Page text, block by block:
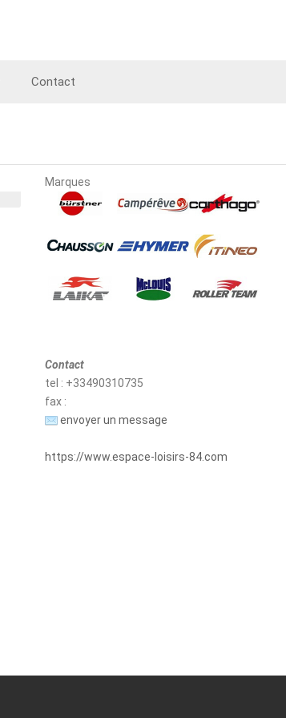
Contact
Marques
Contact
tel : +33490310735
fax :
envoyer un message
https://www.espace-loisirs-84.com